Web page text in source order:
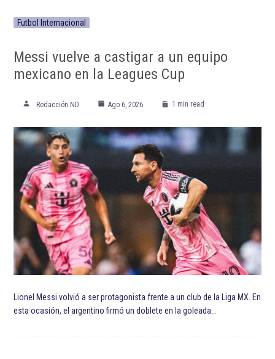
ETIQUETADO: Anthony Davis Chris Paul Destacadas
devin booker LeBron James Los Angeles Lakers NBA
Phoenix Suns